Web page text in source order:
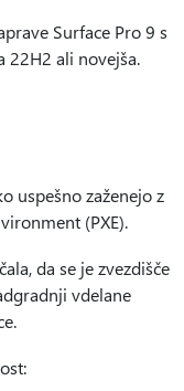
Surface Pro 9 s
22H2 ali novejša.
uspešno zaženejo z
(PXE).
da se je zvezdišče
vdelane